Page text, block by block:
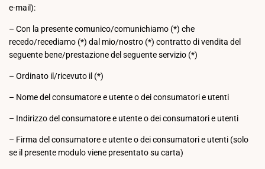
e-mail):
– Con la presente comunico/comunichiamo (*) che
recedo/recediamo (*) dal mio/nostro (*) contratto di vendita del
seguente bene/prestazione del seguente servizio (*)
– Ordinato il/ricevuto il (*)
– Nome del consumatore e utente o dei consumatori e utenti
– Indirizzo del consumatore e utente o dei consumatori e utenti
– Firma del consumatore e utente o dei consumatori e utenti (solo
se il presente modulo viene presentato su carta)